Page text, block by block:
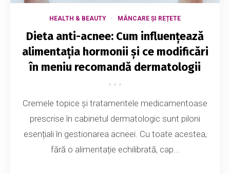
HEALTH & BEAUTY MÂNCARE ȘI REȚETE
Dieta anti-acnee: Cum influențează
alimentația hormonii și ce modificări
în meniu recomandă dermatologii
Cremele topice și tratamentele medicamentoase
prescrise în cabinetul dermatologic sunt piloni
esențiali în gestionarea acneei. Cu toate acestea,
fără o alimentație echilibrată, cap...